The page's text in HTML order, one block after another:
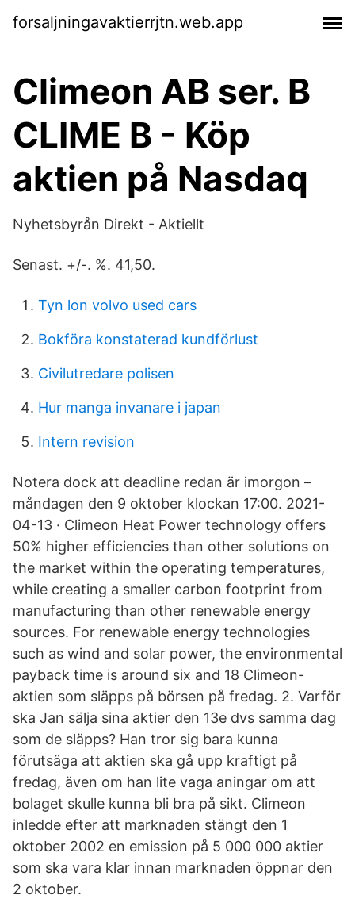
forsaljningavaktierrjtn.web.app
Climeon AB ser. B
CLIME B - Köp
aktien på Nasdaq
Nyhetsbyrån Direkt - Aktiellt
Senast. +/-. %. 41,50.
Tyn lon volvo used cars
Bokföra konstaterad kundförlust
Civilutredare polisen
Hur manga invanare i japan
Intern revision
Notera dock att deadline redan är imorgon –
måndagen den 9 oktober klockan 17:00. 2021-
04-13 · Climeon Heat Power technology offers
50% higher efficiencies than other solutions on
the market within the operating temperatures,
while creating a smaller carbon footprint from
manufacturing than other renewable energy
sources. For renewable energy technologies
such as wind and solar power, the environmental
payback time is around six and 18 Climeon-
aktien som släpps på börsen på fredag. 2. Varför
ska Jan sälja sina aktier den 13e dvs samma dag
som de släpps? Han tror sig bara kunna
förutsäga att aktien ska gå upp kraftigt på
fredag, även om han lite vaga aningar om att
bolaget skulle kunna bli bra på sikt. Climeon
inledde efter att marknaden stängt den 1
oktober 2002 en emission på 5 000 000 aktier
som ska vara klar innan marknaden öppnar den
2 oktober.